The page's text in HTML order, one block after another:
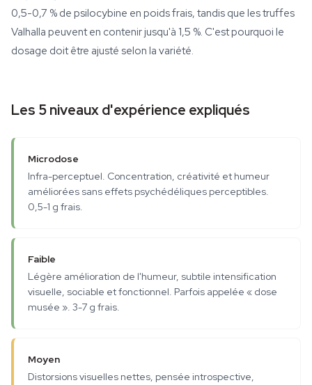
0,5-0,7 % de psilocybine en poids frais, tandis que les truffes
Valhalla peuvent en contenir jusqu'à 1,5 %. C'est pourquoi le
dosage doit être ajusté selon la variété.
Les 5 niveaux d'expérience expliqués
Microdose
Infra-perceptuel. Concentration, créativité et humeur
améliorées sans effets psychédéliques perceptibles.
0,5-1 g frais.
Faible
Légère amélioration de l'humeur, subtile intensification
visuelle, sociable et fonctionnel. Parfois appelée « dose
musée ». 3-7 g frais.
Moyen
Distorsions visuelles nettes, pensée introspective,